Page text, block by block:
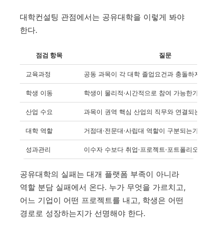
대학컨설팅 관점에서는 공유대학을 이렇게 봐야
한다.
점검 항목 질문
교육과정 공동 과목이 각 대학 졸업요건과 충돌하지 않는
학생 이동 학생이 물리적·시간적으로 참여 가능한가
산업 수요 과목이 권역 핵심 산업의 직무와 연결되는가
대학 역할 거점대·전문대·사립대 역할이 구분되는가
성과관리 이수자 수보다 취업·프로젝트·포트폴리오 성과
공유대학의 실패는 대개 플랫폼 부족이 아니라
역할 분담 실패에서 온다. 누가 무엇을 가르치고,
어느 기업이 어떤 프로젝트를 내고, 학생은 어떤
경로로 성장하는지가 선명해야 한다.